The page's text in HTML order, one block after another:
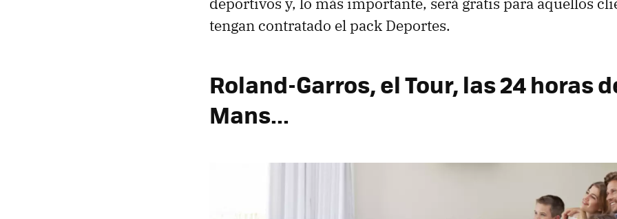
tengan contratado el pack Deportes.
Roland-Garros, el Tour, las 24 horas
Mans...